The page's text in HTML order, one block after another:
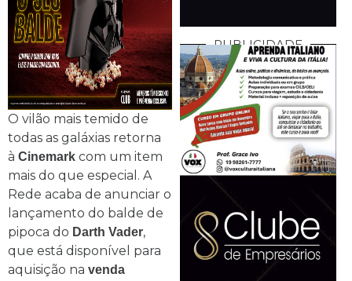
O vilão mais temido de
todas as galáxias retorna
à Cinemark com um item
mais do que especial. A
Rede acaba de anunciar o
lançamento do balde de
pipoca do Darth Vader,
que está disponível para
aquisição na venda
PUBLICIDADE